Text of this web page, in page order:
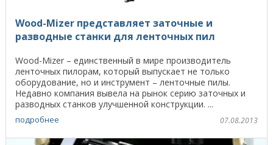
Wood-Mizer представляет заточные и
разводные станки для ленточных пил
Wood-Mizer – единственный в мире производитель
ленточных пилорам, который выпускает не только
оборудование, но и инструмент – ленточные пилы.
Недавно компания вывела на рынок серию заточных и
разводных станков улучшенной конструкции. ...
подробнее 07.08.2013